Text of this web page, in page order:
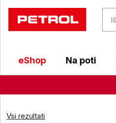
eShop Na poti
Vsi rezultati